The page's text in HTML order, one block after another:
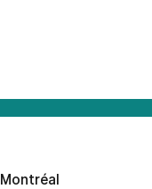
Montréal